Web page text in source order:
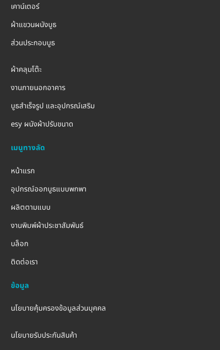
เคาน์เตอร์
ผ้าแขวนผนังบูธ
ส่วนประกอบบูธ
ผ้าคลุมโต๊ะ
งานภายนอกอาคาร
บูธสำเร็จรูป และอุปกรณ์เสริม
esy ผนังผ้าปรับขนาด
เมนูทางลัด
หน้าแรก
อุปกรณ์ออกบูธแบบพกพา
ผลิตตามแบบ
งานพิมพ์ผ้าประชาสัมพันธ์
บล็อก
ติดต่อเรา
ข้อมูล
นโยบายคุ้มครองข้อมูลส่วนบุคคล
นโยบายรับประกันสินค้า